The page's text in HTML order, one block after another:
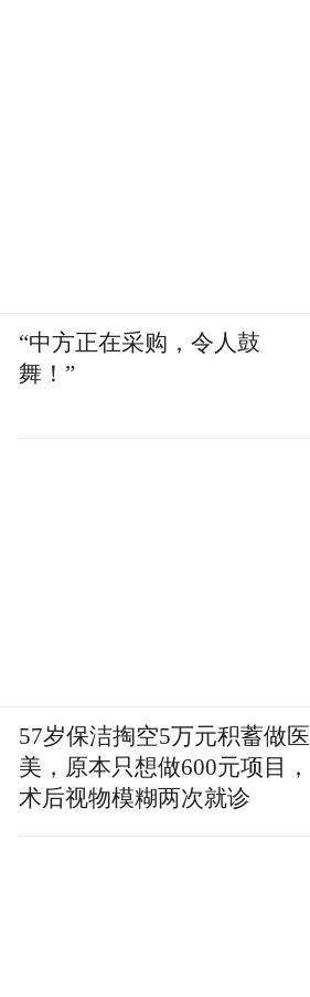
“中方正在采购，令人鼓
舞！”
57岁保洁掏空5万元积蓄做医
美，原本只想做600元项目，
术后视物模糊两次就诊